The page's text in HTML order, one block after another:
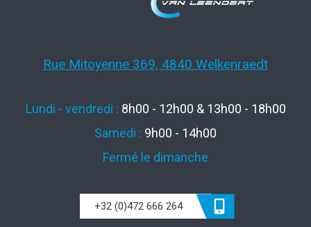
Rue Mitoyenne 369, 4840 Welkenraedt
Lundi - vendredi : 8h00 - 12h00 & 13h00 - 18h00
Samedi : 9h00 - 14h00
Fermé le dimanche
+32 (0)472 666 264